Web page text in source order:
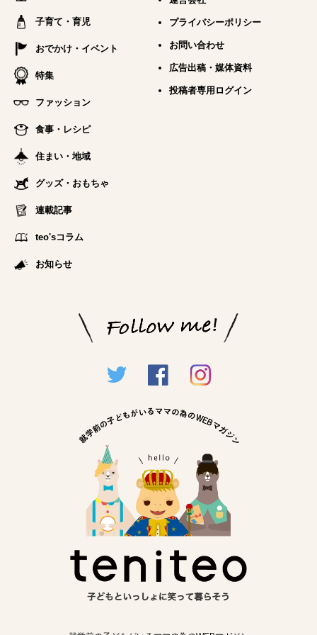
子育て・育児
おでかけ・イベント
特集
ファッション
食事・レシピ
住まい・地域
グッズ・おもちゃ
連載記事
teo'sコラム
お知らせ
プライバシーポリシー
お問い合わせ
広告出稿・媒体資料
投稿者専用ログイン